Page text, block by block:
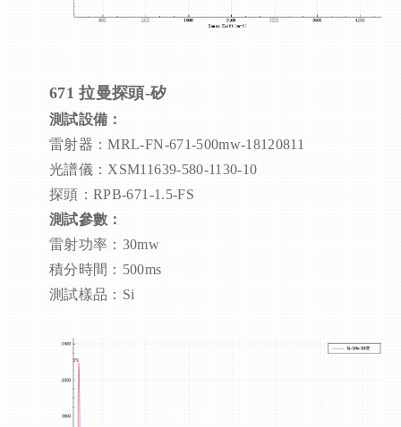
671 拉曼探頭-矽
測試設備：
雷射器：MRL-FN-671-500mw-18120811
光譜儀：XSM11639-580-1130-10
探頭：RPB-671-1.5-FS
測試參數：
雷射功率：30mw
積分時間：500ms
測試樣品：Si